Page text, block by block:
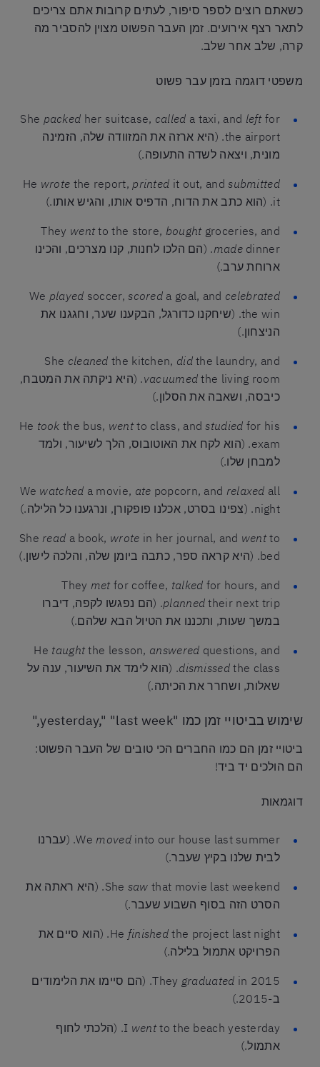
כשאתם רוצים לספר סיפור, לעתים קרובות אתם צריכים
לתאר רצף אירועים. זמן העבר הפשוט מצוין להסביר מה
קרה, שלב אחר שלב.
משפטי דוגמה בזמן עבר פשוט
She packed her suitcase, called a taxi, and left for
the airport. (היא ארזה את המזוודה שלה, הזמינה
מונית, ויצאה לשדה התעופה.)
He wrote the report,printed it out, andsubmitted
it. (הוא כתב את הדוח, הדפיס אותו, והגיש אותו.)
They went to the store, bought groceries, and
madedinner. (הם הלכו לחנות, קנו מצרכים, והכינו
ארוחת ערב.)
We played soccer,scored a goal, and celebrated
the win. (שיחקנו כדורגל, הבקענו שער, וחגגנו את
הניצחון.)
She cleaned the kitchen, didthe laundry, and
vacuumedthe living room. (היא ניקתה את המטבח,
כיבסה, ושאבה את הסלון.)
He took the bus, wentto class, andstudied for his
exam. (הוא לקח את האוטובוס, הלך לשיעור, ולמד
למבחן שלו.)
We watched a movie, ate popcorn, and relaxed all
night. (צפינו בסרט, אכלנו פופקורן, ונרגענו כל הלילה.)
She read a book, wrote in her journal, and went to
bed. (היא קראה ספר, כתבה ביומן שלה, והלכה לישון.)
They met for coffee, talked for hours, and
plannedtheir next trip. (הם נפגשו לקפה, דיברו
במשך שעות, ותכננו את הטיול הבא שלהם.)
He taught the lesson, answered questions, and
dismissedthe class. (הוא לימד את השיעור, ענה על
שאלות, ושחרר את הכיתה.)
שימוש בביטויי זמן כמו "yesterday," "last week,"
ביטויי זמן הם כמו החברים הכי טובים של העבר הפשוט:
הם הולכים יד ביד!
דוגמאות
We moved
into our house last summer. (עברנו
לבית שלנו בקיץ שעבר.)
She saw
that movie last weekend. (היא ראתה את
הסרט הזה בסוף השבוע שעבר.)
He finished
the project last night. (הוא סיים את
הפרויקט אתמול בלילה.)
They graduated
in 2015. (הם סיימו את הלימודים
ב-2015.)
I went
to the beach yesterday. (הלכתי לחוף
אתמול.)